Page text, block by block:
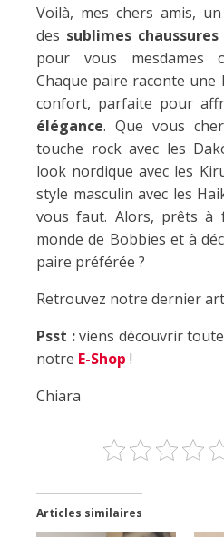
Voilà, mes chers amis,
des sublimes chaussures
pour vous mesdames
Chaque paire raconte une
confort, parfaite pour
élégance. Que vous
touche rock avec les
look nordique avec les
style masculin avec les
vous faut. Alors, prêts à
monde de Bobbies et à
paire préférée ?
Retrouvez notre dernier
Psst :viens découvrir
notre E-Shop !
Chiara
Articles similaires